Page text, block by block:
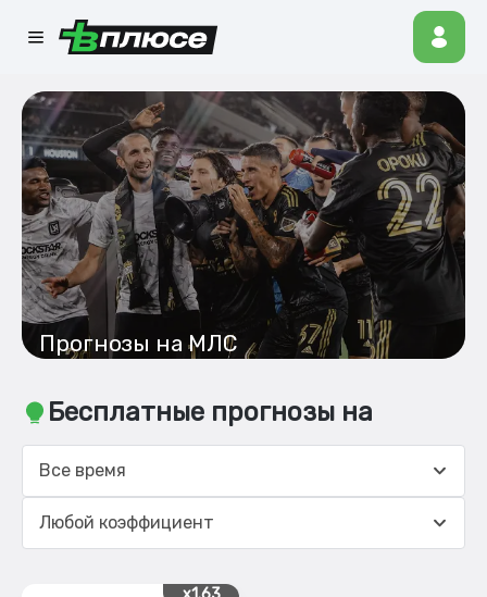
Прогнозы на МЛС
Бесплатные прогнозы на
Все время
Любой коэффициент